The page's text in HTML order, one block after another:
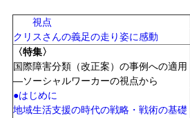
視点
クリスさんの義足の走り姿に感動
〈特集〉
国際障害分類（改正案）の事例への適用
―ソーシャルワーカーの視点から
●はじめに
地域生活支援の時代の戦略・戦術の基礎